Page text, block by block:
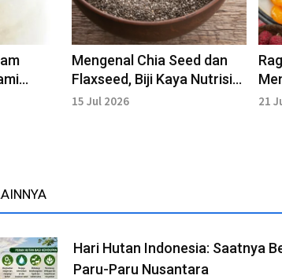
Mengenal Chia Seed dan
Flaxseed, Biji Kaya Nutrisi
yang Populer
15 Jul 2026 21
Hari Hutan Indonesia: Saatnya
Paru-Paru Nusantara